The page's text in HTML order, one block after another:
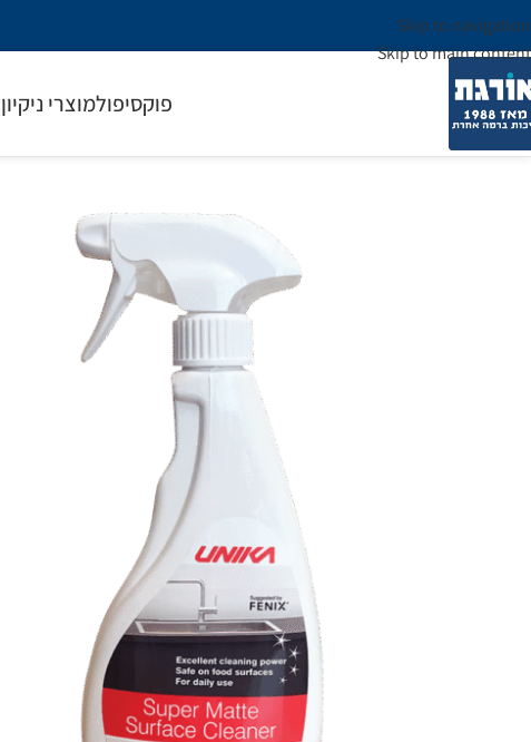
Skip to navigation
Skip to main content
פוקסיפולמוצרי ניקיון